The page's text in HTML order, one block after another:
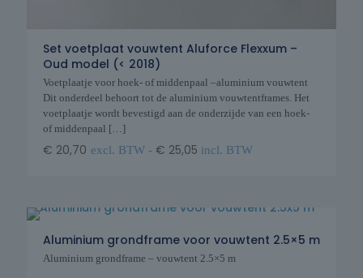
Set voetplaat vouwtent Aluforce Flexxum –
Oud model (< 2018)
Voetplaatje voor hoek- of middenpaal –aluminium vouwtent
Dit onderdeel behoort tot de aluminium vouwtentframes. Het
voetplaatje wordt bevestigd aan de onderzijde van een hoek-
of middenpaal […]
€ 20,70 excl. BTW - € 25,05 incl. BTW
Aluminium grondframe voor vouwtent 2.5×5 m
Aluminium grondframe – vouwtent 2.5×5 m